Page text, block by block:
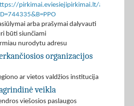
pirkimai.eviesiejipirkimai.lt/app/rfq/
arba prašymai dalyvauti
būti siunčiami
nurodytu adresu
organizacijos
ar vietos valdžios institucija
veikla
viešosios paslaugos